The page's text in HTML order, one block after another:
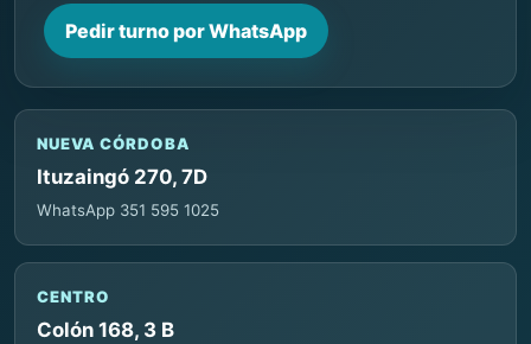
Pedir turno por WhatsApp
NUEVA CÓRDOBA
Ituzaingó 270, 7D
WhatsApp 351 595 1025
CENTRO
Colón 168, 3 B